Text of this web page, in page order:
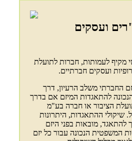
ועסקים
מקיף לעמותות, חברות לתועלת
ועסקים חברתיים.
החברתי משלב הרעיון, דרך
להתאגדות המיזם אם בדרך
הציבור או חברה בע"מ
שיקולי ההתאגדות, היתרונות
להתאגד, מובאות בפני היזם
המשפטית הנכונה עבור כל יזם